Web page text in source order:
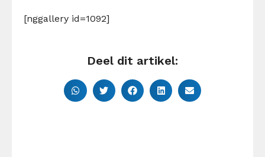
[nggallery id=1092]
Deel dit artikel: